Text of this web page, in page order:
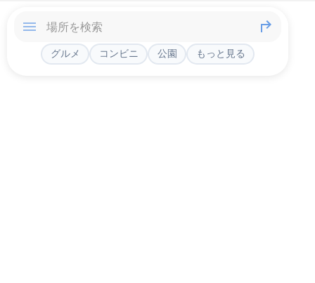
グルメ コンビニ 公園 もっと見る